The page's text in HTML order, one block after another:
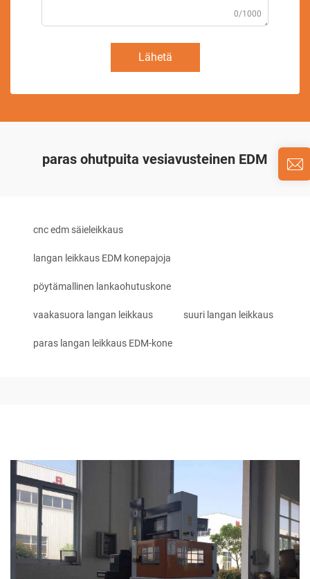
0/1000
Lähetä
paras ohutpuita vesiavusteinen EDM
cnc edm säieleikkaus
langan leikkaus EDM konepajoja
pöytämallinen lankaohutuskone
vaakasuora langan leikkaus suuri langan leikkaus
paras langan leikkaus EDM-kone